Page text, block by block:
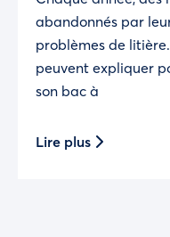
abandonnés par
problèmes de
peuvent expliquer
son bac à
Lire plus